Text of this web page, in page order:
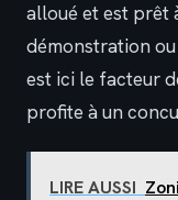
alloué et est prêt
démonstration
est ici le facteur
profite à un
LIRE AUSSI